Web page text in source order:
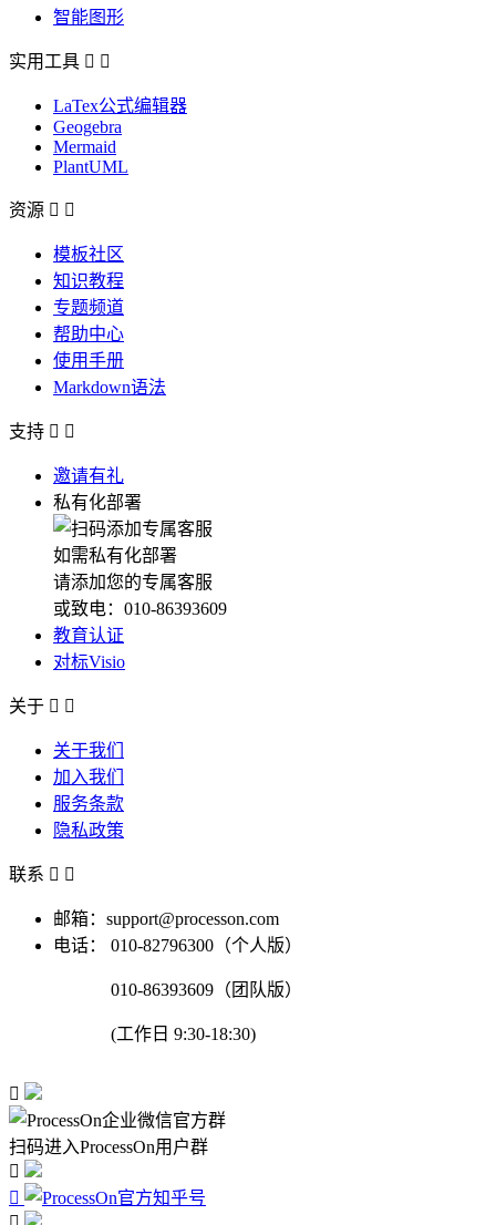
智能图形
实用工具  
LaTex公式编辑器
Geogebra
Mermaid
PlantUML
资源  
模板社区
知识教程
专题频道
帮助中心
使用手册
Markdown语法
支持  
邀请有礼
私有化部署
如需私有化部署
请添加您的专属客服
或致电：010-86393609
教育认证
对标Visio
关于  
关于我们
加入我们
服务条款
隐私政策
联系  
邮箱：support@processon.com
电话：
010-82796300（个人版）
010-86393609（团队版）
(工作日 9:30-18:30)

扫码进入ProcessOn用户群

